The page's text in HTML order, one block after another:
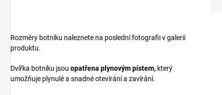
Rozměry botníku naleznete na poslední fotografii v galerii
produktu.
Dvířka botníku jsou opatřena plynovým pístem, který
umožňuje plynulé a snadné otevírání a zavírání.